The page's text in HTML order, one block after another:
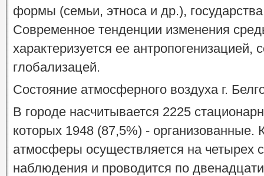
формы (семьи, этноса и др.),
Современное тенденции изменения
характеризуется ее антропогенизацией,
глобализацей.
Состояние атмосферного воздуха г.
В городе насчитывается 2225
которых 1948 (87,5%) - организованные.
атмосферы осуществляется на четырех
наблюдения и проводится по